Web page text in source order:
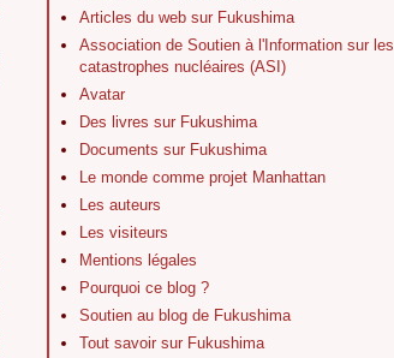
Articles du web sur Fukushima
Association de Soutien à l'Information sur les
catastrophes nucléaires (ASI)
Avatar
Des livres sur Fukushima
Documents sur Fukushima
Le monde comme projet Manhattan
Les auteurs
Les visiteurs
Mentions légales
Pourquoi ce blog ?
Soutien au blog de Fukushima
Tout savoir sur Fukushima